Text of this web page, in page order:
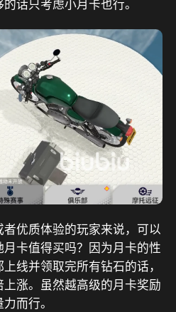
话只考虑小月卡也行。
优质体验的玩家来说，可以
卡值得买吗？因为月卡的性
线并领取完所有钻石的话，
涨。虽然越高级的月卡奖励
而行。